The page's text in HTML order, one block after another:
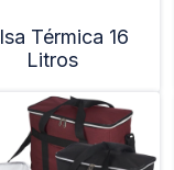
Térmica 16
Litros